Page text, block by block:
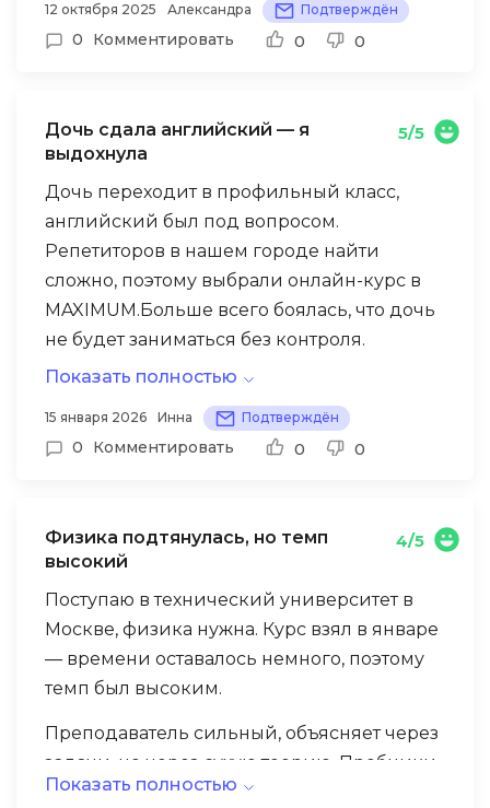
программу с нуля, работали точечно.
Каждую неделю пробное задание по
вырос с 52 до 71 балла. Для меня это много.
12 октября 2025 Александра Подтверждён
0 Комментировать 0 0
Дочь сдала английский — я
выдохнула
5/5
Дочь переходит в профильный класс,
английский был под вопросом.
Репетиторов в нашем городе найти
сложно, поэтому выбрали онлайн-курс в
MAXIMUM.Больше всего боялась, что дочь
не будет заниматься без контроля.
Оказалось — зря. Платформа фиксирует
преподаватель напоминал, если что-то не
сдано. Устную часть отрабатывали
Записываемся на ЕГЭ по английскому уже
Показать полностью
15 января 2026 Инна Подтверждён
0 Комментировать 0 0
Физика подтянулась, но темп
высокий
4/5
Поступаю в технический университет в
Москве, физика нужна. Курс взял в январе
— времени оставалось немного, поэтому
темп был высоким.
Преподаватель сильный, объясняет через
задачи, не через сухую теорию. Пробники
писали каждые три недели — видел
Показать полностью